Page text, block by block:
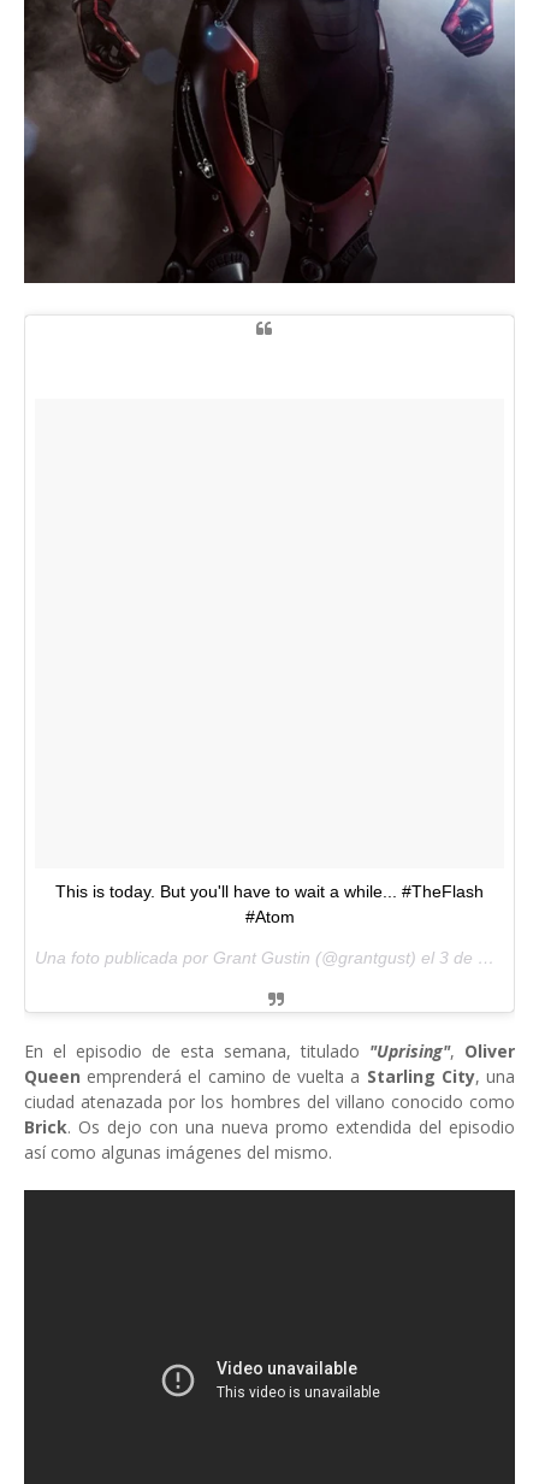
This is today. But you'll have to wait a while... #TheFlash
#Atom
Una foto publicada por Grant Gustin (@grantgust) el 3 de Feb de 2015 a la(s) 12:24 PST
En el episodio de esta semana, titulado "Uprising", Oliver
Queen emprenderá el camino de vuelta a Starling City, una
ciudad atenazada por los hombres del villano conocido como
Brick. Os dejo con una nueva promo extendida del episodio
así como algunas imágenes del mismo.